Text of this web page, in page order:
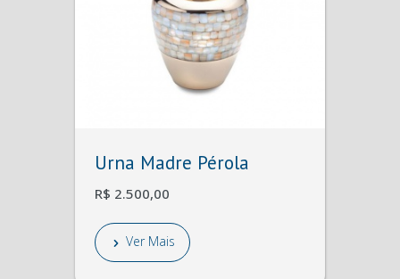
Urna Madre Pérola
R$ 2.500,00
Ver Mais